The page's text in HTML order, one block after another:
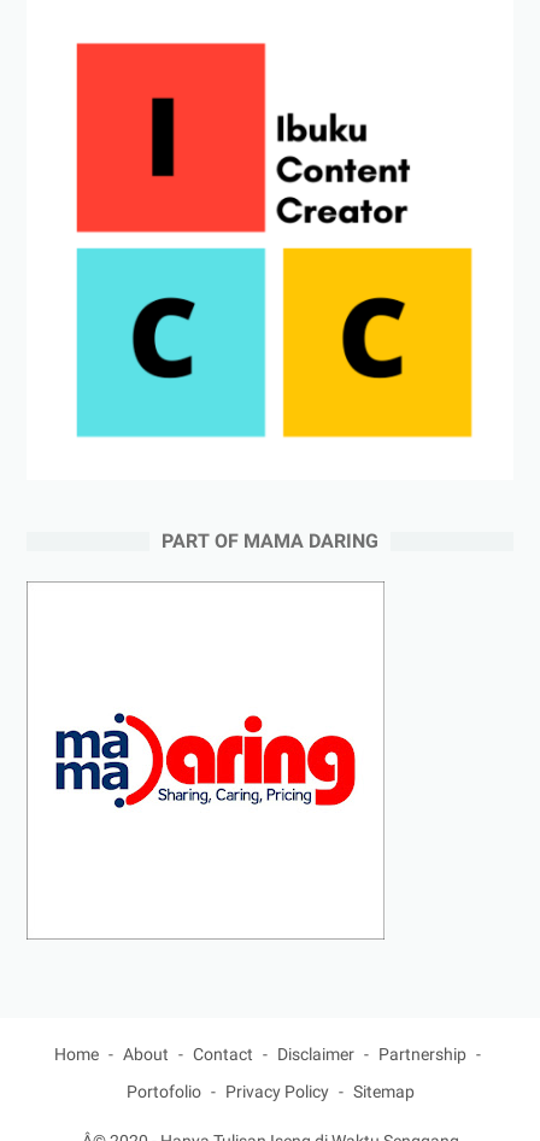
PART OF MAMA DARING
Home About Contact Disclaimer
Partnership
Portofolio
Privacy Policy Sitemap